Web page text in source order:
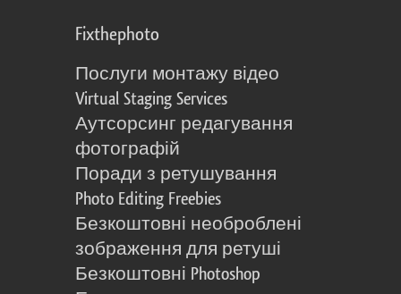
Fixthephoto
Послуги монтажу відео
Virtual Staging Services
Аутсорсинг редагування
фотографій
Поради з ретушування
Photo Editing Freebies
Безкоштовні необроблені
зображення для ретуші
Безкоштовні Photoshop